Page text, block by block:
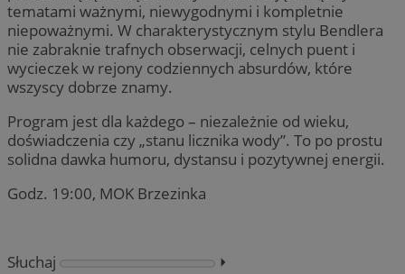
tematami ważnymi, niewygodnymi i kompletnie
niepoważnymi. W charakterystycznym stylu Bendlera
nie zabraknie trafnych obserwacji, celnych puent i
wycieczek w rejony codziennych absurdów, które
wszyscy dobrze znamy.
Program jest dla każdego – niezależnie od wieku,
doświadczenia czy „stanu licznika wody”. To po prostu
solidna dawka humoru, dystansu i pozytywnej energii.
Godz. 19:00, MOK Brzezinka
Słuchaj
⏵︎